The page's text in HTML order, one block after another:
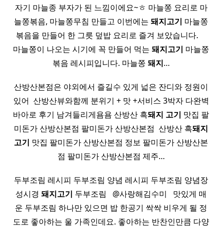
자기 마늘종 부자가 된 느낌이에요~ㅎ 마늘쫑 요리로 마
늘쫑볶음, 마늘쫑무침 만들고 이번에는 돼지고기 마늘쫑
볶음을 만들어 한 그릇 덮밥 요리로 즐겨 보았습니다. ​ ​ ​ ​
마늘쫑이 나오는 시기에 꼭 만들어 먹는 돼지고기 마늘쫑
볶음 레시피입니다. 마늘쫑 돼지…
산방산본점은 야외에서 즐길수 있게 넓은 잔디와 정원이
있어 ​ 산방산뷰와함께 분위기 + 맛 +서비스 3박자 다완벽
바아로 후기 남겨들리게욤욤 산방산 흑돼지 고기 맛집 팔
미돈가 산방산본점 팔미돈가 산방산본점 ​ 산방산 흑돼지
고기 맛집 팔미돈가 산방산본점 정보 팔미돈가 산방산본
점 팔미돈가 산방산본점 제주…
두부조림 레시피 두부조림 양념 레시피 두부조림 양념장
성시경 돼지고기 두부조림 ​ ​ @사랑해김수미 ​ ​ 맛있게 매
운 두부조림 하나만 있으면 밥 한공기 싹싹 비우게 될 정
도로 좋아하는 울 가족인데요. 좋아하는 반찬인만큼 다양